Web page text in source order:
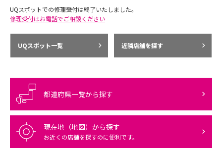
UQスポットでの修理受付は終了いたしました。
修理受付はお電話でご相談ください
UQスポット一覧 近隣店舗を探す
都道府県一覧から探す
現在地（地図）から探す
お近くの店舗を探すのに便利です。